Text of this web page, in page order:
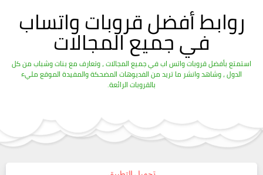
روابط أفضل قروبات واتساب
في جميع المجالات
استمتع بأفضل قروبات واتس اب في جميع المجالات ، وتعارف مع بنات وشباب من كل
الدول ، وشاهد وانشر ما تريد من الفديوهات المضحكة والمفيدة الموقع مليء
بالقروبات الرائعة.